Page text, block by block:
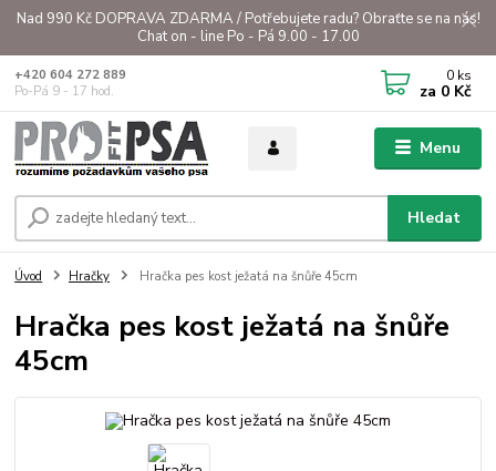
Nad 990 Kč DOPRAVA ZDARMA / Potřebujete radu? Obraťte se na nás!
Chat on - line Po - Pá 9.00 - 17.00
Menu
Hledat
+420 604 272 889
Po-Pá 9 - 17 hod.
0 ks
za 0 Kč
Úvod Hračky Hračka pes kost ježatá na šnůře 45cm
Hračka pes kost ježatá na šnůře
45cm